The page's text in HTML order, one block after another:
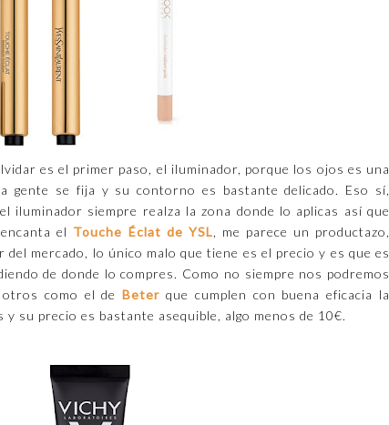
es el primer paso, el iluminador, porque los ojos es una
gente se fija y su contorno es bastante delicado. Eso sí,
iluminador siempre realza la zona donde lo aplicas así que
el Touche Éclat de YSL, me parece un productazo,
mercado, lo único malo que tiene es el precio y es que es
de donde lo compres. Como no siempre nos podremos
otros como el deBeter que cumplen con buena eficacia la
su precio es bastante asequible, algo menos de 10€.